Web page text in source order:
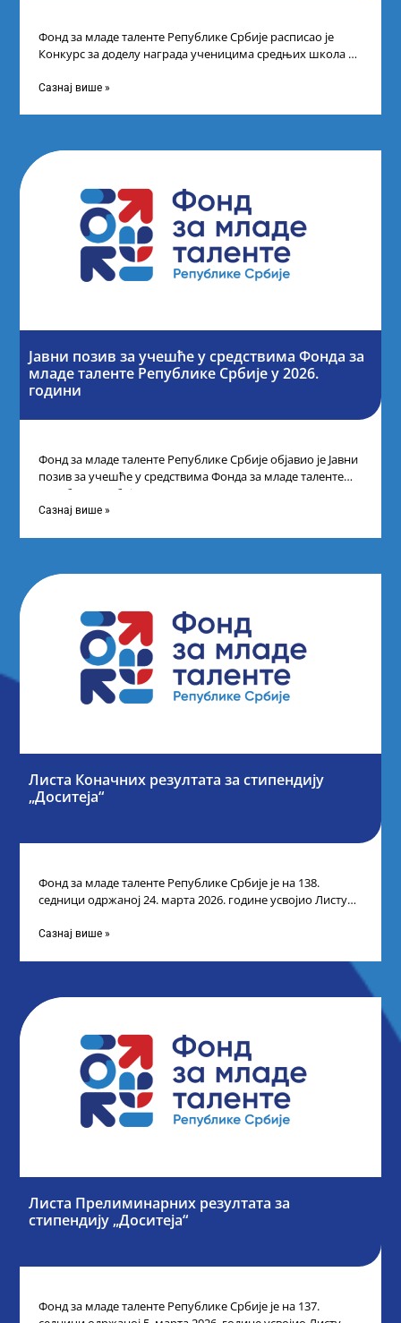
Фонд за младе таленте Републике Србије расписао је
Конкурс за доделу награда ученицима средњих школа за
Сазнај више »
Јавни позив за учешће у средствима Фонда за
младе таленте Републике Србије у 2026.
години
Фонд за младе таленте Републике Србије објавио је Јавни
позив за учешће у средствима Фонда за младе таленте
Републике Србије
Сазнај више »
Листа Коначних резултата за стипендију
„Доситеја“
Фонд за младе таленте Републике Србије је на 138.
седници одржаној 24. марта 2026. године усвојио Листу
Сазнај више »
Листа Прелиминарних резултата за
стипендију „Доситеја“
Фонд за младе таленте Републике Србије је на 137.